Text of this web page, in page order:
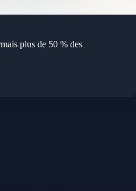
plus de 50 % des